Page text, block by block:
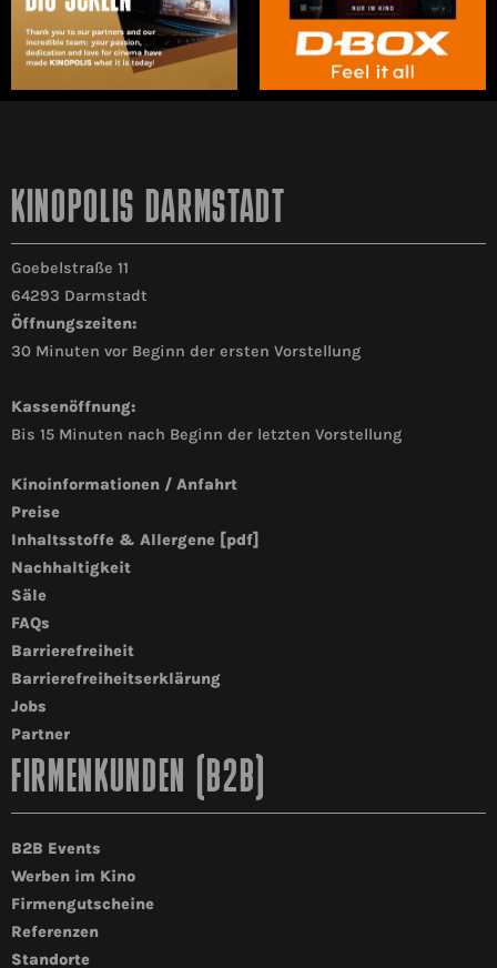
KINOPOLIS DARMSTADT
Goebelstraße 11
64293 Darmstadt
Öffnungszeiten:
30 Minuten vor Beginn der ersten Vorstellung
Kassenöffnung:
Bis 15 Minuten nach Beginn der letzten Vorstellung
Kinoinformationen / Anfahrt
Preise
Inhaltsstoffe & Allergene [pdf]
Nachhaltigkeit
Säle
FAQs
Barrierefreiheit
Barrierefreiheitserklärung
Jobs
Partner
FIRMENKUNDEN (B2B)
B2B Events
Werben im Kino
Firmengutscheine
Referenzen
Standorte